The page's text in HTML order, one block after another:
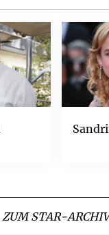
ZUM STAR-ARCHIV